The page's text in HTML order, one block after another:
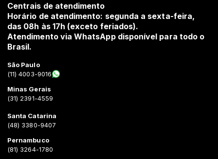
Centrais de atendimento
Horário de atendimento: segunda a sexta-feira,
das 08h às 17h (exceto feriados).
Atendimento via WhatsApp disponível para todo o
Brasil.
São Paulo
(11) 4003-9016
Minas Gerais
(31) 2391-4559
Santa Catarina
(48) 3380-9407
Pernambuco
(81) 3264-1780